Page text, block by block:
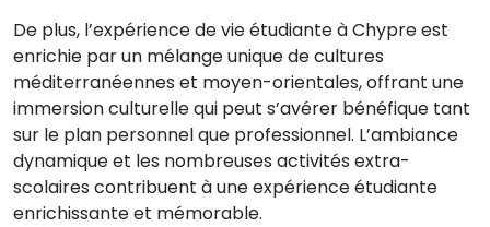
De plus, l’expérience de vie étudiante à Chypre est
enrichie par un mélange unique de cultures
méditerranéennes et moyen-orientales, offrant une
immersion culturelle qui peut s’avérer bénéfique tant
sur le plan personnel que professionnel. L’ambiance
dynamique et les nombreuses activités extra-
scolaires contribuent à une expérience étudiante
enrichissante et mémorable.